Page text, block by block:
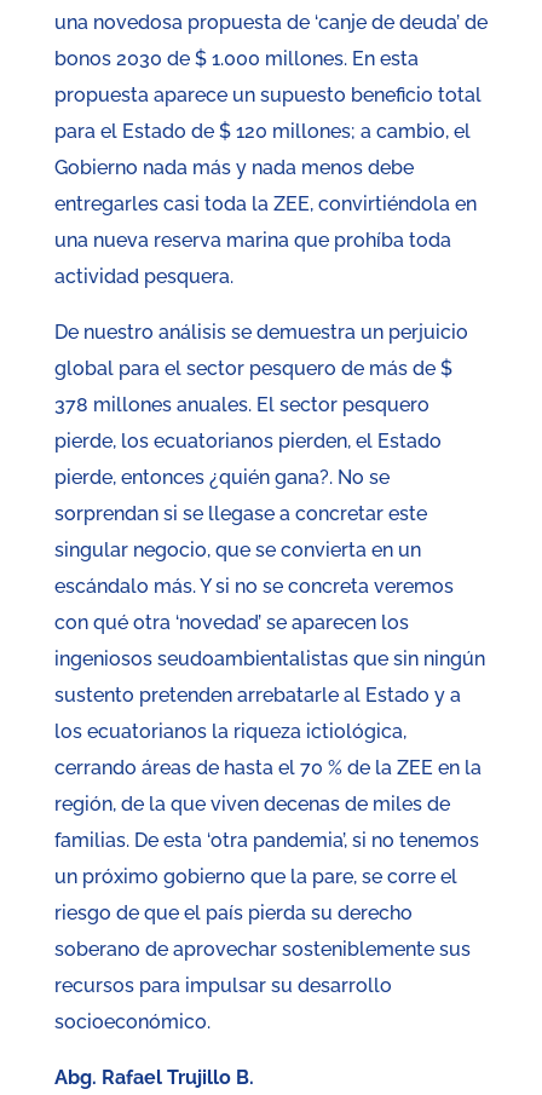
una novedosa propuesta de ‘canje de deuda’ de
bonos 2030 de $ 1.000 millones. En esta
propuesta aparece un supuesto beneficio total
para el Estado de $ 120 millones; a cambio, el
Gobierno nada más y nada menos debe
entregarles casi toda la ZEE, convirtiéndola en
una nueva reserva marina que prohíba toda
actividad pesquera.
De nuestro análisis se demuestra un perjuicio
global para el sector pesquero de más de $
378 millones anuales. El sector pesquero
pierde, los ecuatorianos pierden, el Estado
pierde, entonces ¿quién gana?. No se
sorprendan si se llegase a concretar este
singular negocio, que se convierta en un
escándalo más. Y si no se concreta veremos
con qué otra ‘novedad’ se aparecen los
ingeniosos seudoambientalistas que sin ningún
sustento pretenden arrebatarle al Estado y a
los ecuatorianos la riqueza ictiológica,
cerrando áreas de hasta el 70 % de la ZEE en la
región, de la que viven decenas de miles de
familias. De esta ‘otra pandemia’, si no tenemos
un próximo gobierno que la pare, se corre el
riesgo de que el país pierda su derecho
soberano de aprovechar sosteniblemente sus
recursos para impulsar su desarrollo
socioeconómico.
Abg. Rafael Trujillo B.